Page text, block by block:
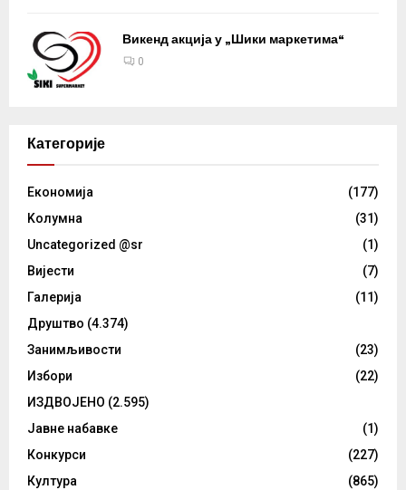
Викенд акција у „Шики маркетима“
0
Категорије
Eкономија
(177)
Kолумнa
(31)
Uncategorized @sr
(1)
Вијести
(7)
Галерија
(11)
Друштво (4.374)
Занимљивости
(23)
Избори
(22)
ИЗДВОЈЕНО (2.595)
Јавне набавке
(1)
Конкурси
(227)
Култура
(865)